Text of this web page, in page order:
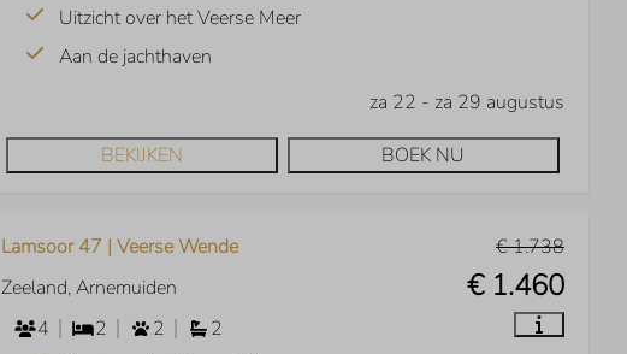
Uitzicht over het Veerse Meer
Aan de jachthaven
za 22 - za 29 augustus
BEKIJKEN
BOEK NU
€ 1.738
€ 1.460
Lamsoor 47 | Veerse Wende
Zeeland, Arnemuiden
4
2 2
2